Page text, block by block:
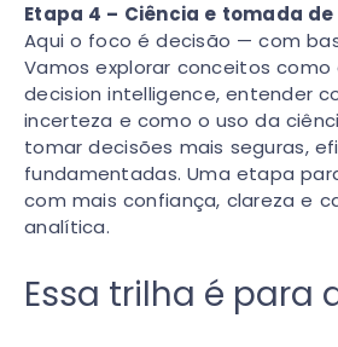
Etapa 4 – Ciência e tomada
Aqui o foco é decisão — com
Vamos explorar conceitos
decision intelligence, entender
incerteza e como o uso da
tomar decisões mais seguras,
fundamentadas. Uma etapa
com mais confiança, clareza e
analítica.
Essa trilha é para